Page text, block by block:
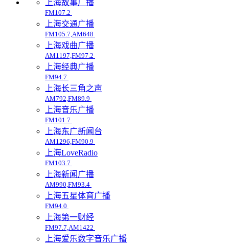
上海故事广播
FM107.2
上海交通广播
FM105.7,AM648
上海戏曲广播
AM1197,FM97.2
上海经典广播
FM94.7
上海长三角之声
AM792,FM89.9
上海音乐广播
FM101.7
上海东广新闻台
AM1296,FM90.9
上海LoveRadio
FM103.7
上海新闻广播
AM990,FM93.4
上海五星体育广播
FM94.0
上海第一财经
FM97.7,AM1422
上海爱乐数字音乐广播